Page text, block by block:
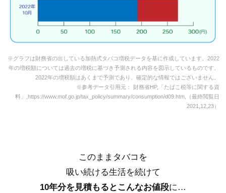
※グラフは財務省の出している加熱式タバコ増税データを基に作成しています。2022
年の増税額については過去の増税に基づき予測される内容を図示しているものです。
2022年の増税額はあくまで予測であり、確定的な情報ではございません。
※参考データ引用元： 財務省HP,「たばこ税等に関する資
料」,https://www.mof.go.jp/tax_policy/summary/consumption/d09.htm,（最終閲覧日
2021,12,23）
このままタバコを
吸い続ける生活を続けて
10年分を見積もるとこんなお値段に…